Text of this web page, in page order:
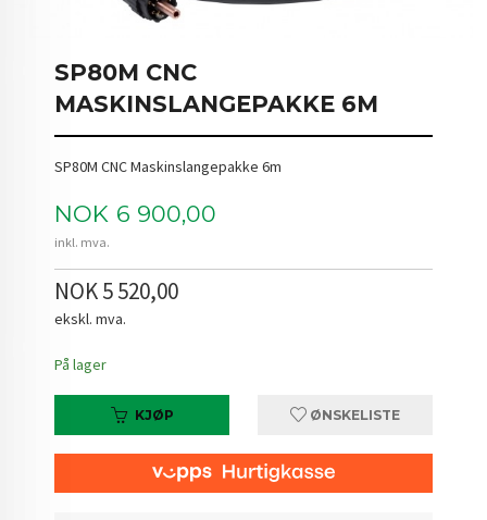
SP80M CNC
MASKINSLANGEPAKKE 6M
SP80M CNC Maskinslangepakke 6m
Pris
NOK 6 900,00
inkl. mva.
NOK 5 520,00
ekskl. mva.
På lager
KJØP ØNSKELISTE